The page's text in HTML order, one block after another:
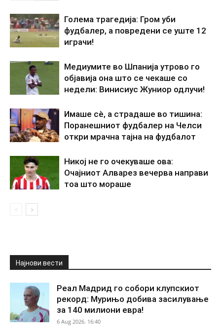
Голема трагедија: Гром уби
фудбалер, а повредени се уште 12
играчи!
Медиумите во Шпанија утрово го
објавија она што се чекаше со
недели: Винисиус Жуниор одлучи!
Имаше сè, а страдаше во тишина:
Поранешниот фудбалер на Челси
откри мрачна тајна на фудбалот
Никој не го очекуваше ова:
Очајниот Алварез вечерва направи
тоа што мораше
Најнови вести
Реал Мадрид го собори клупскиот
рекорд: Мурињо добива засилување
за 140 милиони евра!
6 Aug 2026. 16:40